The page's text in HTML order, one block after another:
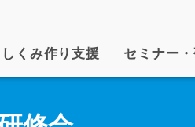
しくみ作り支援 セミナー